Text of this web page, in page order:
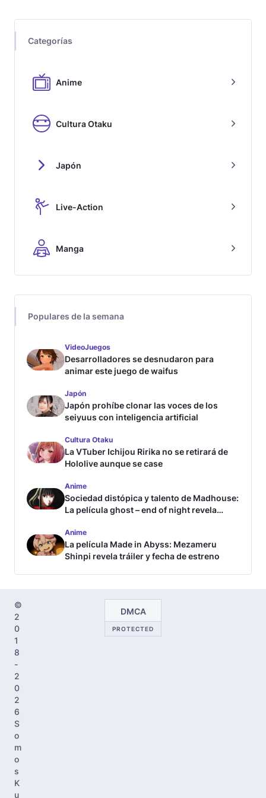
Categorías
Anime
Cultura Otaku
Japón
Live-Action
Manga
Populares de la semana
VideoJuegos
Desarrolladores se desnudaron para
animar este juego de waifus
Japón
Japón prohíbe clonar las voces de los
seiyuus con inteligencia artificial
Cultura Otaku
La VTuber Ichijou Ririka no se retirará de
Hololive aunque se case
Anime
Sociedad distópica y talento de Madhouse:
La película ghost – end of night revela
Anime
La película Made in Abyss: Mezameru
Shinpi revela tráiler y fecha de estreno
©
2
0
1
8
-
2
0
2
6
S
o
m
o
s
K
u
DMCA
PROTECTED